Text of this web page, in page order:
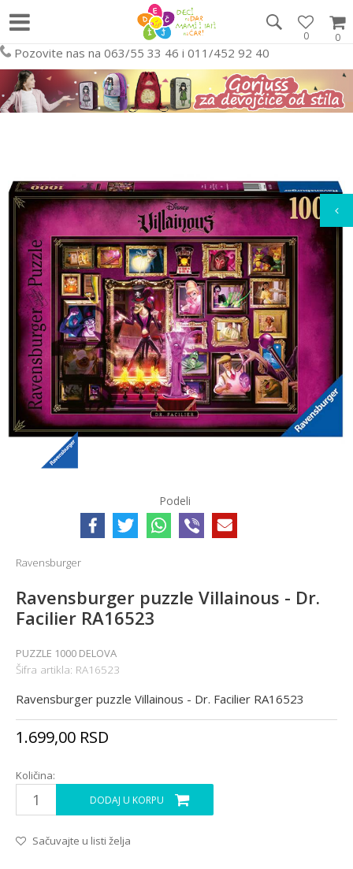
0
0
Pozovite nas na 063/55 33 46 i 011/452 92 40
Podeli
Ravensburger
Ravensburger puzzle Villainous - Dr.
Facilier RA16523
PUZZLE 1000 DELOVA
Šifra artikla: RA16523
Ravensburger puzzle Villainous - Dr. Facilier RA16523
1.699,00 RSD
Količina:
DODAJ U KORPU
Sačuvajte u listi želja